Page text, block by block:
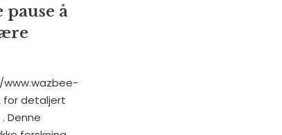
å
detaljert
Denne